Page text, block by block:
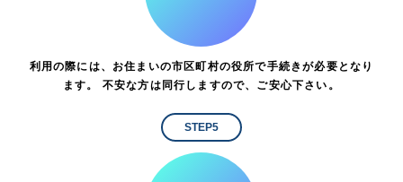
利用の際には、お住まいの市区町村の役所で手続きが必要となり
ます。 不安な方は同行しますので、ご安心下さい。
STEP5